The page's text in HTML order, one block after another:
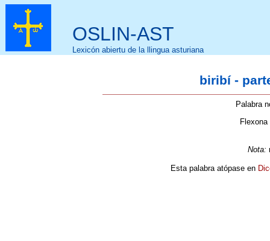
OSLIN-AST
Lexicón abiertu de la llingua asturiana
biribí -
Palabra
Nota:
Esta palabra atópase en